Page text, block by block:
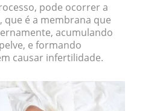
pode ocorrer a
é a membrana que
acumulando
e formando
causar infertilidade.